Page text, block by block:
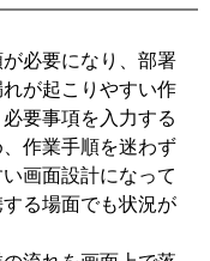
必要になり、部署
が起こりやすい作
要事項を入力する
作業手順を迷わず
画面設計になって
る場面でも状況が